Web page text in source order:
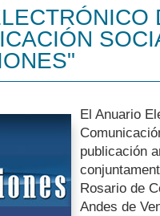
El Anuario
publicación
Rosario de
Andes de